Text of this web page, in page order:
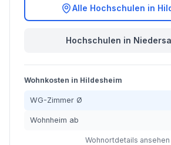
Alle Hochschulen in
Hochschulen in
Wohnkosten in Hildesheim
WG-Zimmer Ø
Wohnheim ab
Wohnortdetails